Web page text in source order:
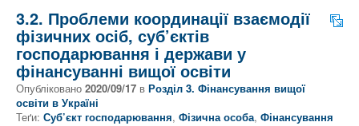
3.2. Проблеми координації взаємодії
фізичних осіб, суб’єктів
господарювання і держави у
фінансуванні вищої освіти
Опубліковано 2020/09/17 в Розділ 3. Фінансування вищої
освіти в Україні
Теґи: Суб’єкт господарювання, Фізична особа, Фінансування